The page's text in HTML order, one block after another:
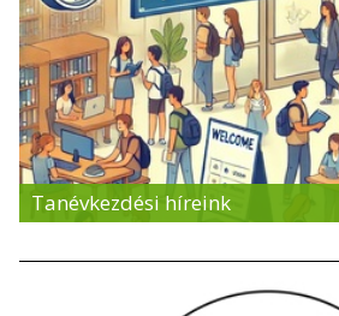
Tanévkezdési híreink